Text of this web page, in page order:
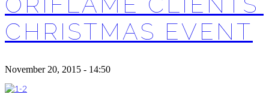
CHRISTMAS EVENT
November 20, 2015 - 14:50